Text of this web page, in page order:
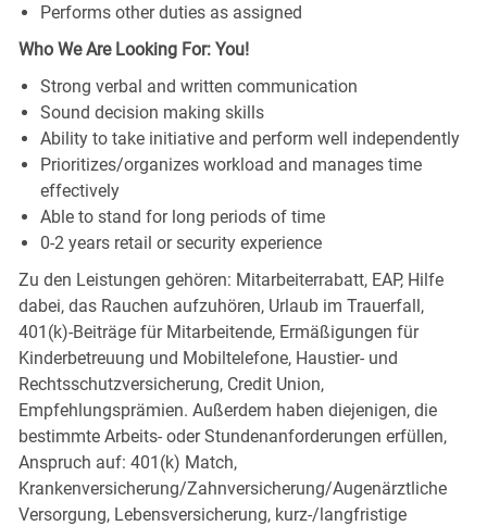
Performs other duties as assigned
Who We Are Looking For: You!
Strong verbal and written communication
Sound decision making skills
Ability to take initiative and perform well independently
Prioritizes/organizes workload and manages time
effectively
Able to stand for long periods of time
0-2 years retail or security experience
Zu den Leistungen gehören: Mitarbeiterrabatt, EAP, Hilfe
dabei, das Rauchen aufzuhören, Urlaub im Trauerfall,
401(k)-Beiträge für Mitarbeitende, Ermäßigungen für
Kinderbetreuung und Mobiltelefone, Haustier- und
Rechtsschutzversicherung, Credit Union,
Empfehlungsprämien. Außerdem haben diejenigen, die
bestimmte Arbeits- oder Stundenanforderungen erfüllen,
Anspruch auf: 401(k) Match,
Krankenversicherung/Zahnversicherung/Augenärztliche
Versorgung, Lebensversicherung, kurz-/langfristige